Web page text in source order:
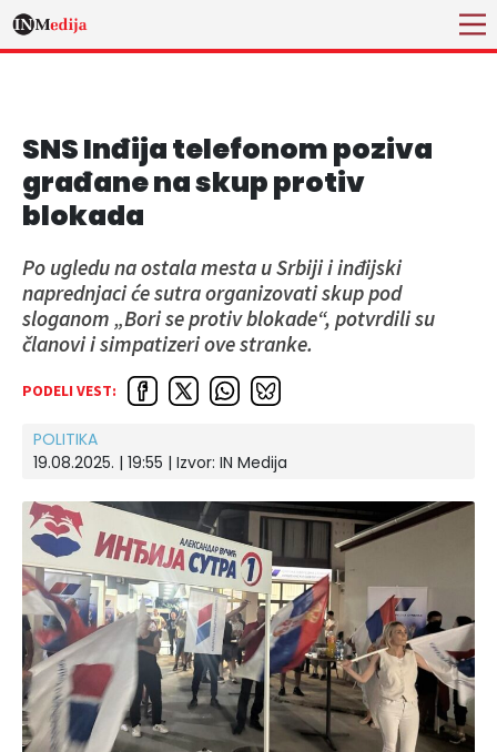
SNS Inđija telefonom poziva
građane na skup protiv
blokada
Po ugledu na ostala mesta u Srbiji i inđijski
naprednjaci će sutra organizovati skup pod
sloganom „Bori se protiv blokade“, potvrdili su
članovi i simpatizeri ove stranke.
PODELI VEST:
POLITIKA
19.08.2025. | 19:55 | Izvor: IN Medija